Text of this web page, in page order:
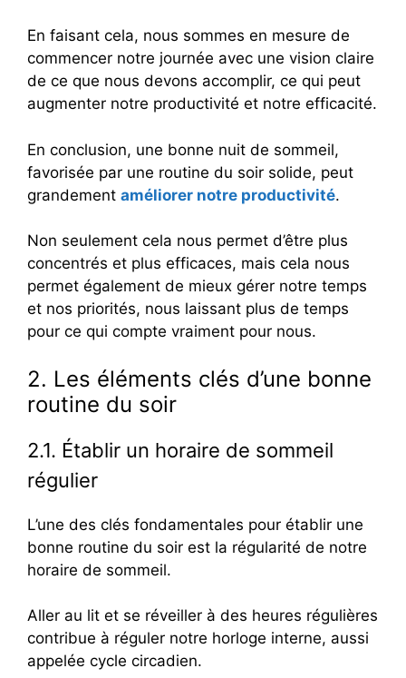
En faisant cela, nous sommes en mesure de
commencer notre journée avec une vision claire
de ce que nous devons accomplir, ce qui peut
augmenter notre productivité et notre efficacité.
En conclusion, une bonne nuit de sommeil,
favorisée par une routine du soir solide, peut
grandement améliorer notre productivité.
Non seulement cela nous permet d’être plus
concentrés et plus efficaces, mais cela nous
permet également de mieux gérer notre temps
et nos priorités, nous laissant plus de temps
pour ce qui compte vraiment pour nous.
2. Les éléments clés d’une bonne
routine du soir
2.1. Établir un horaire de sommeil
régulier
L’une des clés fondamentales pour établir une
bonne routine du soir est la régularité de notre
horaire de sommeil.
Aller au lit et se réveiller à des heures régulières
contribue à réguler notre horloge interne, aussi
appelée cycle circadien.